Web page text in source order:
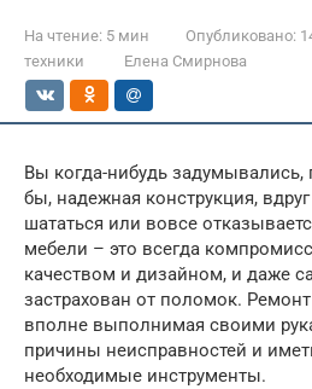
На чтение: 5 мин Опубликовано:
техники
Елена Смирнова
Вы когда-нибудь
бы, надежная конструкция,
шататься или вовсе
мебели – это всегда
качеством и дизайном, и даже
застрахован от поломок.
вполне выполнимая своими
причины неисправностей и
необходимые инструменты.